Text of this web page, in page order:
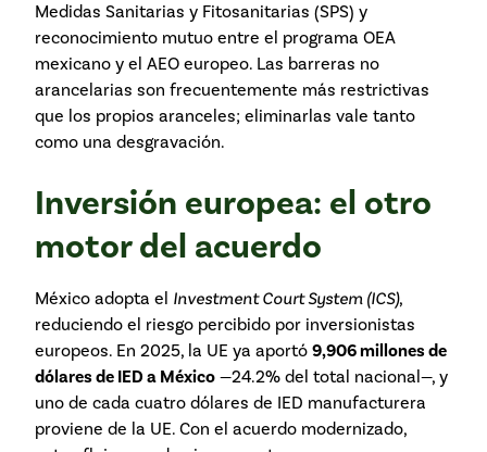
Medidas Sanitarias y Fitosanitarias (SPS) y
reconocimiento mutuo entre el programa OEA
mexicano y el AEO europeo. Las barreras no
arancelarias son frecuentemente más restrictivas
que los propios aranceles; eliminarlas vale tanto
como una desgravación.
Inversión europea: el otro
motor del acuerdo
México adopta el Investment Court System (ICS),
reduciendo el riesgo percibido por inversionistas
europeos. En 2025, la UE ya aportó 9,906 millones de
dólares de IED a México —24.2% del total nacional—, y
uno de cada cuatro dólares de IED manufacturera
proviene de la UE. Con el acuerdo modernizado,